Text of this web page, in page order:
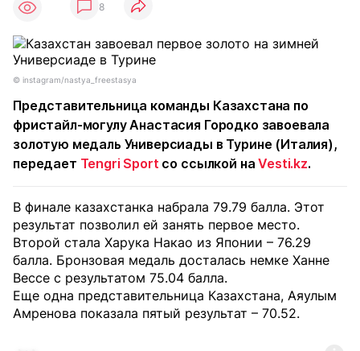
8
©️ instagram/nastya_freestasya
Представительница команды Казахстана по
фристайл-могулу Анастасия Городко завоевала
золотую медаль Универсиады в Турине (Италия),
передает Tengri Sport со ссылкой наVesti.kz.
В финале казахстанка набрала 79.79 балла. Этот
результат позволил ей занять первое место.
Второй стала Харука Накао из Японии – 76.29
балла. Бронзовая медаль досталась немке Ханне
Вессе с результатом 75.04 балла.
Еще одна представительница Казахстана, Аяулым
Амренова показала пятый результат – 70.52.